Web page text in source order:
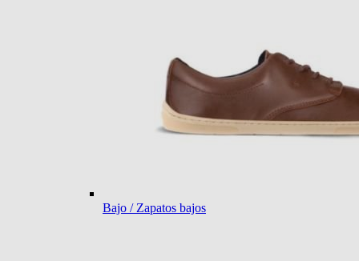
Bajo / Zapatos bajos